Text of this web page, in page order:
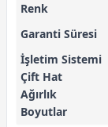
Renk
Garanti Süresi
İşletim Sistemi
Çift Hat
Ağırlık
Boyutlar